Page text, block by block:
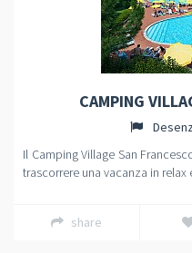
CAMPING
Il Camping Village San
trascorrere una vacanza in
share